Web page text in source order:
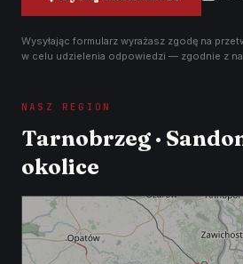
Wysyłając formularz wyrażasz zgodę na
w celu udzielenia odpowiedzi — zgodnie z
NASZ REGION
Tarnobrzeg ·
okolice